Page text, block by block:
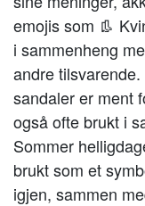
emojis som 👢
i sammenheng
andre
sandaler er ment
også ofte brukt i
Sommer
brukt som et
igjen, sammen